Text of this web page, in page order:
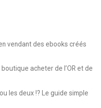
vendant des ebooks créés
acheter de l’OR et de
les deux !? Le guide simple